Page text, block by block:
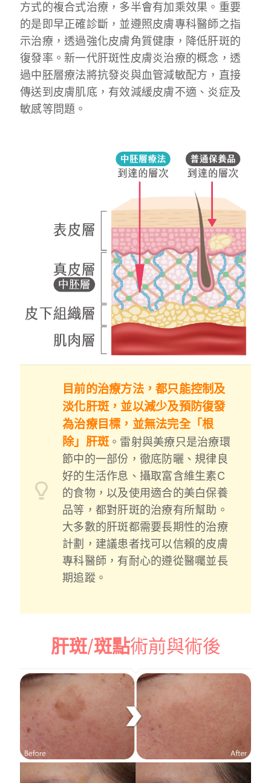
方式的複合式治療，多半會有加乘效果。重要
的是即早正確診斷，並遵照皮膚專科醫師之指
示治療，透過強化皮膚角質健康，降低肝斑的
復發率。新一代肝斑性皮膚炎治療的概念，透
過中胚層療法將抗發炎與血管減敏配方，直接
傳送到皮膚肌底，有效減緩皮膚不適、炎症及
敏感等問題。
目前的治療方法，都只能控制及
淡化肝斑，並以減少及預防復發
為治療目標，並無法完全「根
除」 肝斑。雷射與美療只是治療環
節中的一部份，徹底防曬、規律良
好的生活作息、攝取富含維生素C
的食物，以及使用適合的美白保養
品等，都對肝斑的治療有所幫助。
大多數的肝斑都需要長期性的治療
計劃，建議患者找可以信賴的皮膚
專科醫師，有耐心的遵從醫囑並長
期追蹤。
肝斑/斑點術前與術後